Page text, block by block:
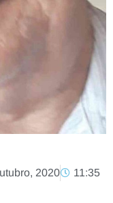
2020 11:35